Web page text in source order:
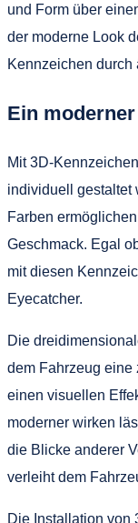
und Form über
der moderne Look
Kennzeichen
Ein
Mit 3D-
individuell gestaltet
Farben
Geschmack. Egal
mit diesen
Eyecatcher.
Die
dem Fahrzeug eine
einen visuellen
moderner wirken
die Blicke anderer
verleiht dem
Die Installation von